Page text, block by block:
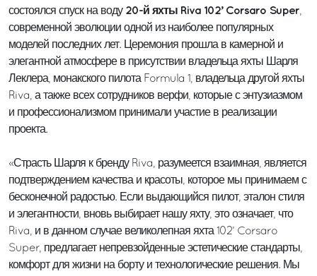
состоялся спуск на воду 20-й яхты Riva 102’ Corsaro Super,
современной эволюции одной из наиболее популярных
моделей последних лет. Церемония прошла в камерной и
элегантной атмосфере в присутствии владельца яхты Шарля
Леклера, монакского пилота Formula 1, владельца другой яхты
Riva, а также всех сотрудников верфи, которые с энтузиазмом
и профессионализмом принимали участие в реализации
проекта.
«Страсть Шарля к бренду Riva, разумеется взаимная, является
подтверждением качества и красоты, которое мы принимаем с
бесконечной радостью. Если выдающийся пилот, эталон стиля
и элегантности, вновь выбирает нашу яхту, это означает, что
Riva, и в данном случае великолепная яхта 102’ Corsaro
Super, предлагает непревзойденные эстетические стандарты,
комфорт для жизни на борту и технологические решения. Мы